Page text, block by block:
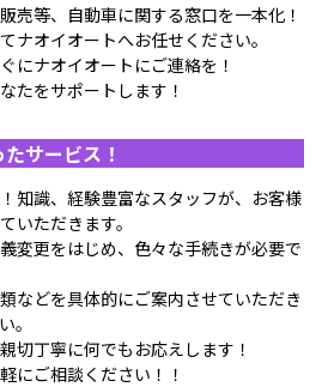
売等、自動車に関する窓口を一本化！
ナオイオートへお任せください。
にナオイオートにご連絡を！
たをサポートします！
サービス！
知識、経験豊富なスタッフが、お客様
いただきます。
変更をはじめ、色々な手続きが必要で
などを具体的にご案内させていただき
。
切丁寧に何でもお応えします！
にご相談ください！！